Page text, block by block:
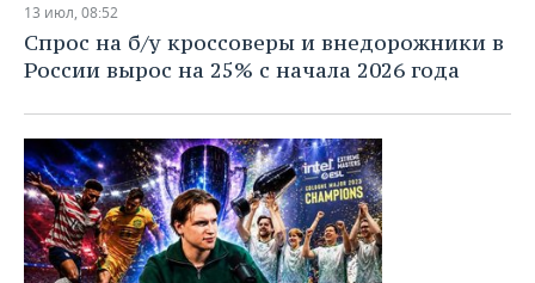
13 июл, 08:52
Спрос на б/у кроссоверы и внедорожники в
России вырос на 25% с начала 2026 года